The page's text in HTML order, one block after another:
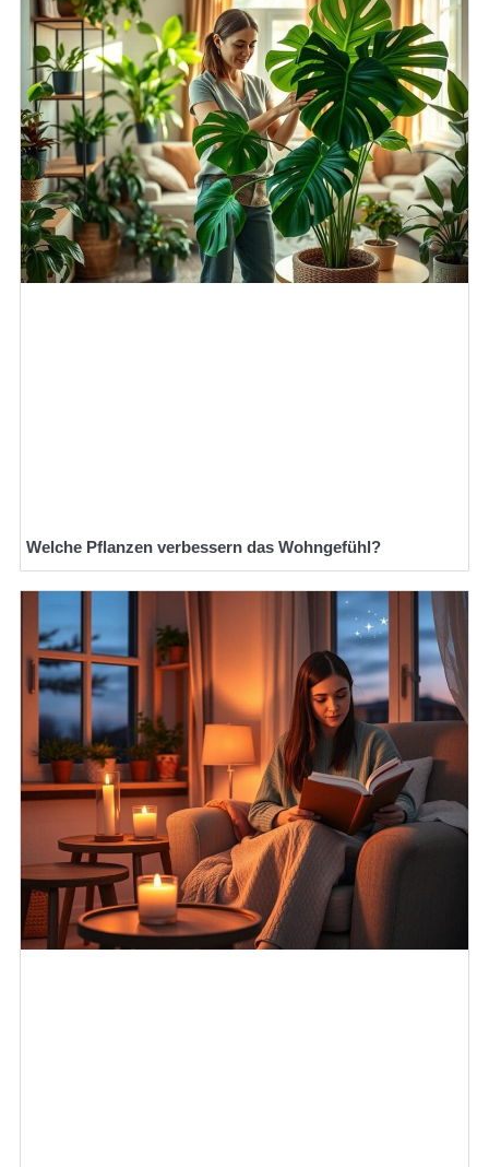
Welche Pflanzen verbessern das Wohngefühl?